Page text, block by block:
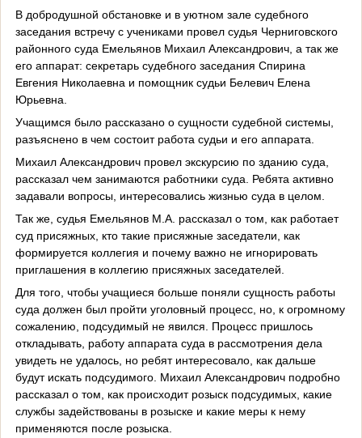
В добродушной обстановке и в уютном зале судебного
заседания встречу с учениками провел судья Черниговского
районного суда Емельянов Михаил Александрович, а так же
его аппарат: секретарь судебного заседания Спирина
Евгения Николаевна и помощник судьи Белевич Елена
Юрьевна.
Учащимся было рассказано о сущности судебной системы,
разъяснено в чем состоит работа судьи и его аппарата.
Михаил Александрович провел экскурсию по зданию суда,
рассказал чем занимаются работники суда. Ребята активно
задавали вопросы, интересовались жизнью суда в целом.
Так же, судья Емельянов М.А. рассказал о том, как работает
суд присяжных, кто такие присяжные заседатели, как
формируется коллегия и почему важно не игнорировать
приглашения в коллегию присяжных заседателей.
Для того, чтобы учащиеся больше поняли сущность работы
суда должен был пройти уголовный процесс, но, к огромному
сожалению, подсудимый не явился. Процесс пришлось
откладывать, работу аппарата суда в рассмотрения дела
увидеть не удалось, но ребят интересовало, как дальше
будут искать подсудимого. Михаил Александрович подробно
рассказал о том, как происходит розыск подсудимых, какие
службы задействованы в розыске и какие меры к нему
применяются после розыска.